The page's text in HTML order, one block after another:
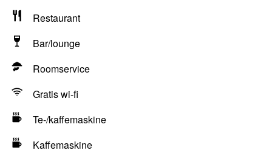
Restaurant
Bar/lounge
Roomservice
Gratis wi-fi
Te-/kaffemaskine
Kaffemaskine